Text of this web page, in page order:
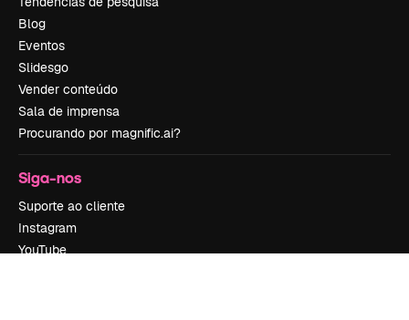
Blog
Eventos
Slidesgo
Vender conteúdo
Sala de imprensa
Procurando por magnific.ai?
Siga-nos
Suporte ao cliente
Instagram
YouTube